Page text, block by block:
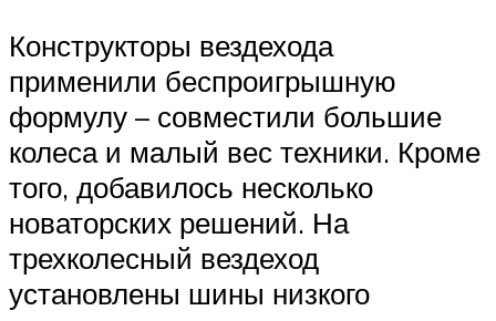
Конструкторы вездехода
применили беспроигрышную
формулу – совместили большие
колеса и малый вес техники. Кроме
того, добавилось несколько
новаторских решений. На
трехколесный вездеход
установлены шины низкого